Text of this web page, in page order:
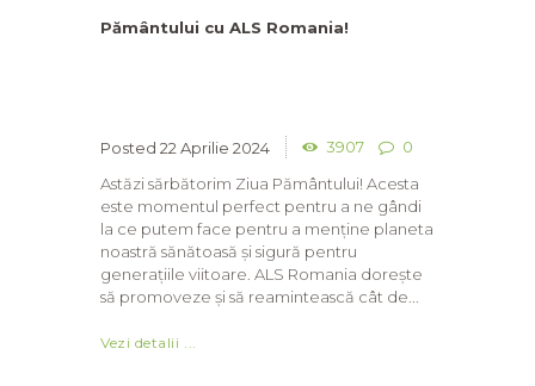
Pământului cu ALS Romania!
22 Aprilie 2024 3907
0
Astăzi sărbătorim Ziua Pământului! Acesta
este momentul perfect pentru a ne gândi
la ce putem face pentru a menține planeta
noastră sănătoasă și sigură pentru
generațiile viitoare. ALS Romania dorește
să promoveze și să reamintească cât de...
Vezi detalii ...